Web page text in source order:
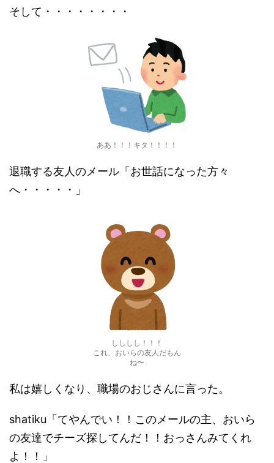
そして・・・・・・・・
ああ！！！キタ！！！！
退職する友人のメール「お世話になった方々
へ・・・・・」
しししし！！！
これ、おいらの友人だもん
ね〜
私は嬉しくなり、職場のおじさんに言った。
shatiku「てやんでい！！このメールの主、おいら
の友達でチーズ探してんだ！！おっさんみてくれ
よ！！」